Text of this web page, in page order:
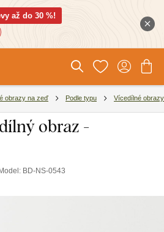
až do 30 %!
obrazy na zeď Podle typu Vícedílné obrazy
obraz -
Model: BD-NS-0543